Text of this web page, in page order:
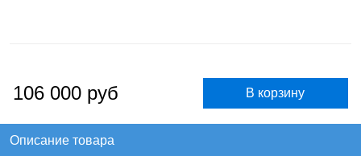
106 000 руб
Описание товара